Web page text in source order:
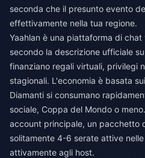
seconda che il presunto evento
effettivamente nella tua regione.
Yaahlan è una piattaforma di
secondo la descrizione ufficiale
finanziano regali virtuali, privilegi
stagionali. L'economia è basata
Diamanti si consumano
sociale, Coppa del Mondo o
account principale, un pacchetto
solitamente 4-6 serate attive
attivamente agli host.